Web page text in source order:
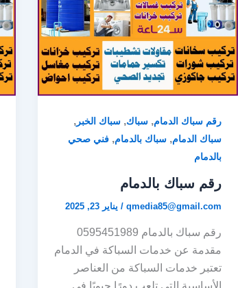
رقم سباك الدمام, سباك, سباك الخبر ,
سباك الدمام, سباك بالدمام, فني صحي
بالدمام
رقم سباك بالدمام
qmedia85@gmail.com
/ يناير 23, 2025
رقم سباك بالدمام 0595451989
مقدمة عن خدمات السباكة في الدمام
تعتبر خدمات السباكة من العناصر
الأساسية التي تلعب دورًا حيويًا في